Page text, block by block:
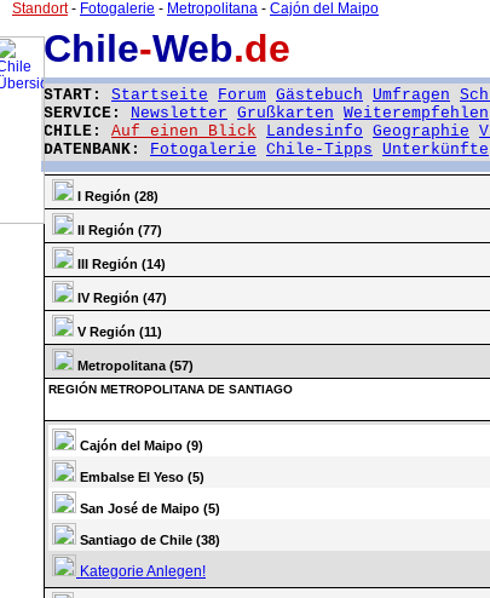
Chile-Web.de
START: Startseite Forum Gästebuch Umfragen
SERVICE: Newsletter Grußkarten Weiterempfehlen
CHILE: Auf einen Blick Landesinfo Geographie
DATENBANK: Fotogalerie Chile-Tipps Unterkünfte
Standort- Fotogalerie - Metropolitana - Cajón del Maipo
I Región (28)
II Región (77)
III Región (14)
IV Región (47)
V Región (11)
Metropolitana (57)
REGIÓN METROPOLITANA DE SANTIAGO
Cajón del Maipo (9)
Embalse El Yeso (5)
San José de Maipo (5)
Santiago de Chile (38)
Kategorie Anlegen!